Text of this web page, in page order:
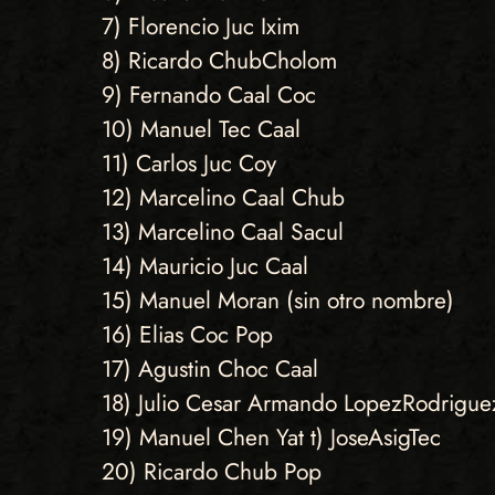
7) Florencio Juc Ixim
8) Ricardo ChubCholom
9) Fernando Caal Coc
10) Manuel Tec Caal
11) Carlos Juc Coy
12) Marcelino Caal Chub
13) Marcelino Caal Sacul
14) Mauricio Juc Caal
15) Manuel Moran (sin otro nombre)
16) Elias Coc Pop
17) Agustin Choc Caal
18) Julio Cesar Armando
19) Manuel Chen Yat t) JoseAsigTec
20) Ricardo Chub Pop